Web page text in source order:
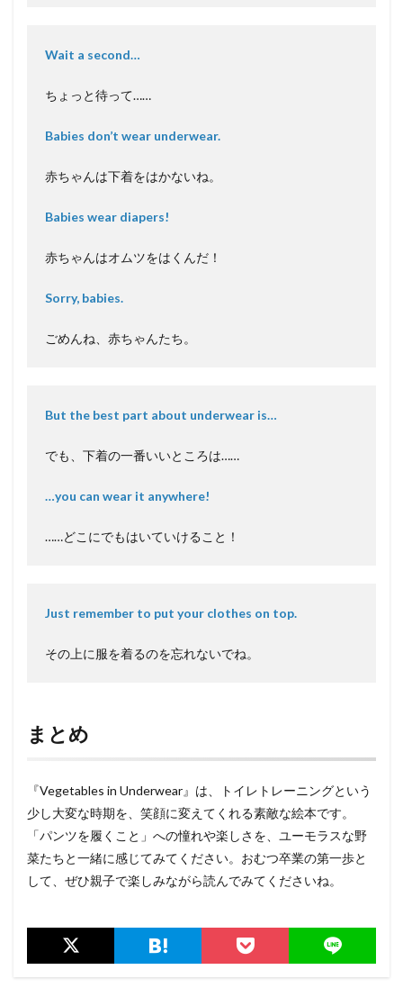
Wait a second…
ちょっと待って……
Babies don’t wear underwear.
赤ちゃんは下着をはかないね。
Babies wear diapers!
赤ちゃんはオムツをはくんだ！
Sorry, babies.
ごめんね、赤ちゃんたち。
But the best part about underwear is…
でも、下着の一番いいところは……
…you can wear it anywhere!
……どこにでもはいていけること！
Just remember to put your clothes on top.
その上に服を着るのを忘れないでね。
まとめ
『Vegetables in Underwear』は、トイレトレーニングという
少し大変な時期を、笑顔に変えてくれる素敵な絵本です。
「パンツを履くこと」への憧れや楽しさを、ユーモラスな野
菜たちと一緒に感じてみてください。おむつ卒業の第一歩と
して、ぜひ親子で楽しみながら読んでみてくださいね。